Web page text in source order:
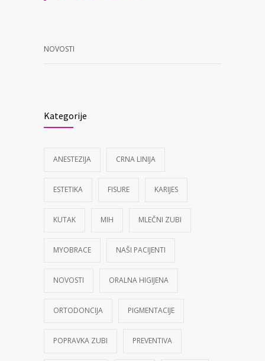
NOVOSTI
Kategorije
ANESTEZIJA CRNA LINIJA
ESTETIKA FISURE KARIJES
KUTAK MIH MLEČNI ZUBI
MYOBRACE NAŠI PACIJENTI
NOVOSTI ORALNA HIGIJENA
ORTODONCIJA PIGMENTACIJE
POPRAVKA ZUBI PREVENTIVA